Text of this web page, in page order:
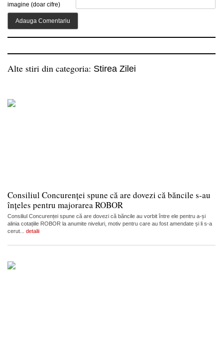
imagine (doar cifre)
Alte stiri din categoria: Stirea Zilei
Consiliul Concurenței spune că are dovezi că băncile s-au
înțeles pentru majorarea ROBOR
Consiliul Concurenței spune că are dovezi că băncile au vorbit între ele pentru a-și
alinia cotațiile ROBOR la anumite niveluri, motiv pentru care au fost amendate și li s-a
cerut... detalii